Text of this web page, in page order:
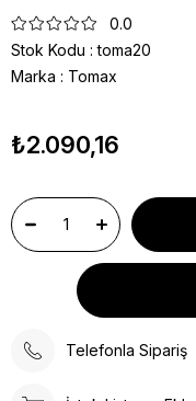
0.0
Stok Kodu
toma20
Marka : Tomax
₺2.090,16
Telefonla Sipariş